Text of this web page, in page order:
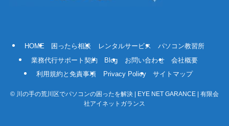
HOME 困ったら相談 レンタルサービス
パソコン教習所
業務代行サポート契約
Blog お問い合わせ
会社概要
利用規約と免責事項
Privacy Policy サイトマップ
© 川の手の荒川区でパソコンの困ったを解決 | EYE NET GARANCE | 有限会
社アイネットガランス